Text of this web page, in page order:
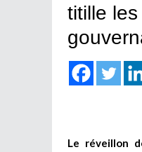
titille les
Le réveillon